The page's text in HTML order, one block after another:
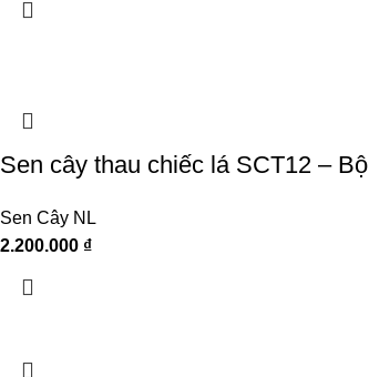
Sen cây thau chiếc lá SCT12 – Bộ
Sen Cây NL
2.200.000 ₫